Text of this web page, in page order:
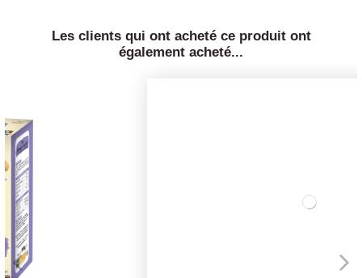
Les clients qui ont acheté ce produit ont
également acheté...